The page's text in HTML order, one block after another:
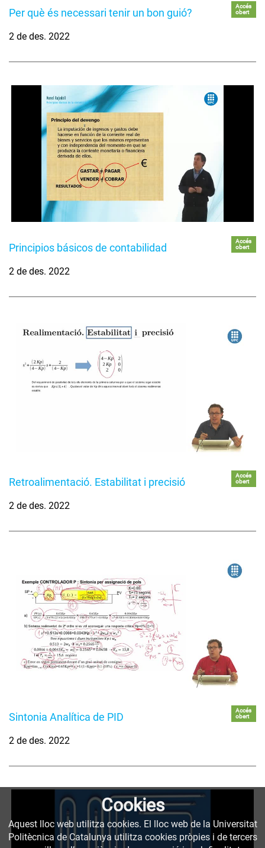
Per què és necessari tenir un bon guió?
Accés
obert
2 de des. 2022
Principios básicos de contabilidad
Accés
obert
2 de des. 2022
Retroalimentació. Estabilitat i precisió
Accés
obert
2 de des. 2022
Sintonia Analítica de PID
Accés
obert
2 de des. 2022
Cookies
Aquest lloc web utilitza cookies. El lloc web de la Universitat
Politècnica de Catalunya utilitza cookies pròpies i de tercers